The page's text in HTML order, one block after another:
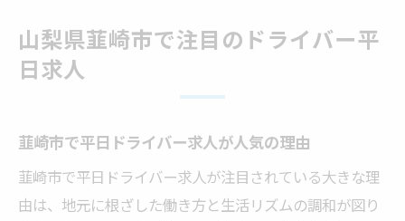
山梨県韮崎市で注目のドライバー平
日求人
韮崎市で平日ドライバー求人が人気の理由
韮崎市で平日ドライバー求人が注目されている大きな理
由は、地元に根ざした働き方と生活リズムの調和が図り